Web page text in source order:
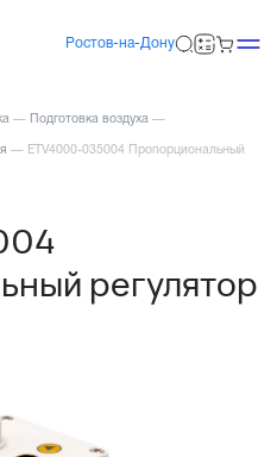
Ростов-на-Дону
— Подготовка воздуха —
— ETV4000-035004 Пропорциональный
регулятор